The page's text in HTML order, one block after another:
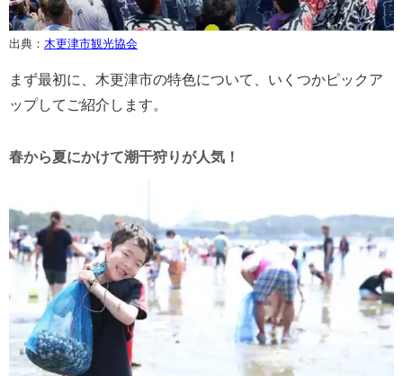
出典： 木更津市観光協会
まず最初に、木更津市の特色について、いくつかピックア
ップしてご紹介します。
春から夏にかけて潮干狩りが人気！